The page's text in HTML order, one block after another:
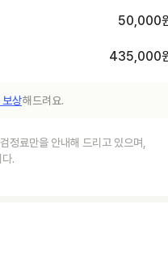
50,000
435,000
보상해드려요.
정료만을 안내해 드리고 있으며,
.